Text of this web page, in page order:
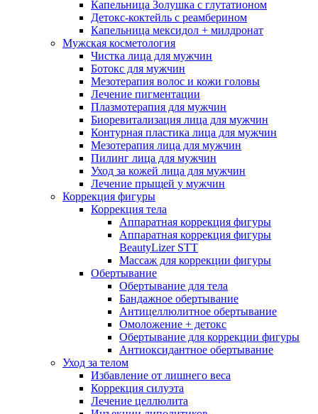
Капельница Золушка с глутатионом
Детокс-коктейль с реамберином
Капельница мексидол + милдронат
Мужская косметология
Чистка лица для мужчин
Ботокс для мужчин
Мезотерапия волос и кожи головы
Лечение пигментации
Плазмотерапия для мужчин
Биоревитализация лица для мужчин
Контурная пластика лица для мужчин
Мезотерапия лица для мужчин
Пилинг лица для мужчин
Уход за кожей лица для мужчин
Лечение прыщей у мужчин
Коррекция фигуры
Коррекция тела
Аппаратная коррекция фигуры
Аппаратная коррекция фигуры
BeautyLizer STT
Массаж для коррекции фигуры
Обертывание
Обертывание для тела
Бандажное обертывание
Антицеллюлитное обертывание
Омоложение + детокс
Обертывание для коррекции фигуры
Антиоксидантное обертывание
Уход за телом
Избавление от лишнего веса
Коррекция силуэта
Лечение целлюлита